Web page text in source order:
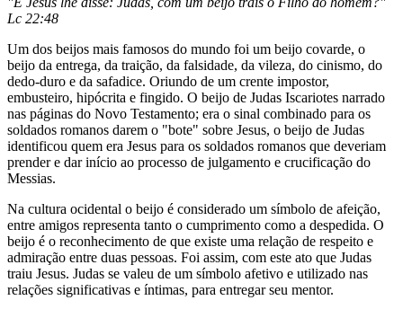
Lc 22:48
Um dos beijos mais famosos do mundo foi um beijo covarde, o
beijo da entrega, da traição, da falsidade, da vileza, do cinismo, do
dedo-duro e da safadice. Oriundo de um crente impostor,
embusteiro, hipócrita e fingido. O beijo de Judas Iscariotes narrado
nas páginas do Novo Testamento; era o sinal combinado para os
soldados romanos darem o "bote" sobre Jesus, o beijo de Judas
identificou quem era Jesus para os soldados romanos que deveriam
prender e dar início ao processo de julgamento e crucificação do
Messias.
Na cultura ocidental o beijo é considerado um símbolo de afeição,
entre amigos representa tanto o cumprimento como a despedida. O
beijo é o reconhecimento de que existe uma relação de respeito e
admiração entre duas pessoas. Foi assim, com este ato que Judas
traiu Jesus. Judas se valeu de um símbolo afetivo e utilizado nas
relações significativas e íntimas, para entregar seu mentor.